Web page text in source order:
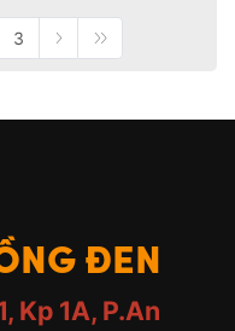
3
ĐEN
Kp 1A, P.An